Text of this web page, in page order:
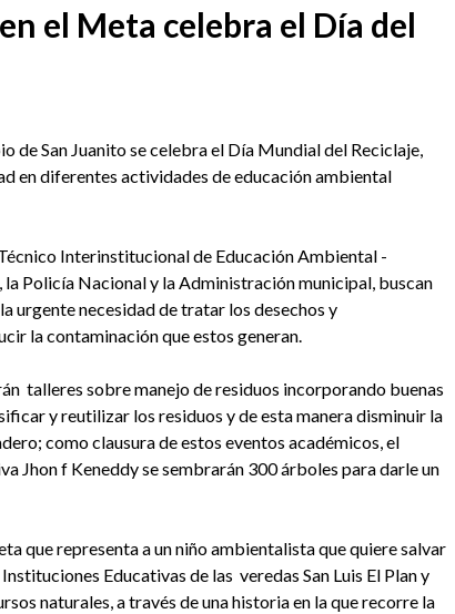
el Meta celebra el Día del
de San Juanito se celebra el Día Mundial del Reciclaje,
en diferentes actividades de educación ambiental
Interinstitucional de Educación Ambiental -
Policía Nacional y la Administración municipal, buscan
urgente necesidad de tratar los desechos y
la contaminación que estos generan.
talleres sobre manejo de residuos incorporando buenas
y reutilizar los residuos y de esta manera disminuir la
como clausura de estos eventos académicos, el
Jhon f Keneddy se sembrarán 300 árboles para darle un
que representa a un niño ambientalista que quiere salvar
Educativas de las veredas San Luis El Plan y
naturales, a través de una historia en la que recorre la